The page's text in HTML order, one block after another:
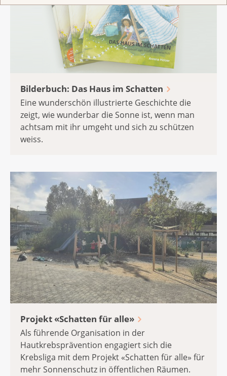
Bilderbuch: Das Haus im Schatten
Eine wunderschön illustrierte Geschichte die
zeigt, wie wunderbar die Sonne ist, wenn man
achtsam mit ihr umgeht und sich zu schützen
weiss.
Projekt «Schatten für alle»
Als führende Organisation in der
Hautkrebsprävention engagiert sich die
Krebsliga mit dem Projekt «Schatten für alle» für
mehr Sonnenschutz in öffentlichen Räumen.